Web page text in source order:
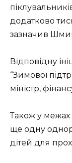
додатково
зазначив
Відповідну
“Зимової
міністр,
Також у межах
ще одну
дітей для